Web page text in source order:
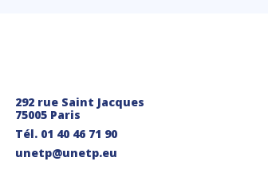
292 rue Saint Jacques
75005 Paris
Tél. 01 40 46 71 90
unetp@unetp.eu